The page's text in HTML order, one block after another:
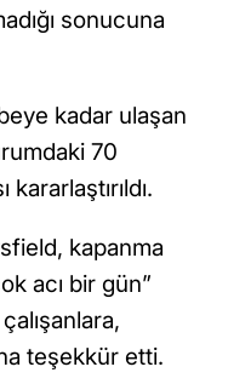
sonucuna
kadar ulaşan
70
kararlaştırıldı.
kapanma
acı bir gün”
teşekkür etti.